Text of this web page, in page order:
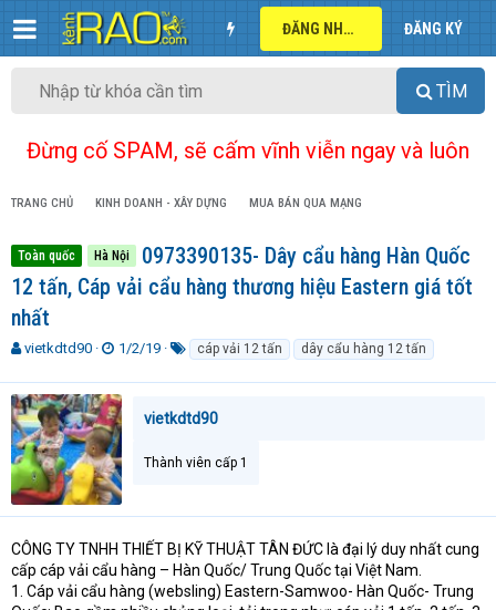
ĐĂNG NHẬP ĐĂNG KÝ
TÌM
Đừng cố SPAM, sẽ cấm vĩnh viễn ngay và luôn
TRANG CHỦ KINH DOANH - XÂY DỰNG MUA BÁN QUA MẠNG
Toàn quốc Hà Nội
0973390135- Dây cẩu hàng Hàn Quốc
12 tấn, Cáp vải cẩu hàng thương hiệu Eastern giá tốt
nhất
T
r
e
a
d
s
t
a
t
e
r
vietkdtd90
N
à
y
g
ử
i
1/2/19
k
ó
cáp vải 12 tấn dây cẩu hàng 12 tấn
vietkdtd90
Thành viên cấp 1
CÔNG TY TNHH THIẾT BỊ KỸ THUẬT TÂN ĐỨC là đại lý duy nhất cung
cấp cáp vải cẩu hàng – Hàn Quốc/ Trung Quốc tại Việt Nam.
1. Cáp vải cẩu hàng (websling) Eastern-Samwoo- Hàn Quốc- Trung